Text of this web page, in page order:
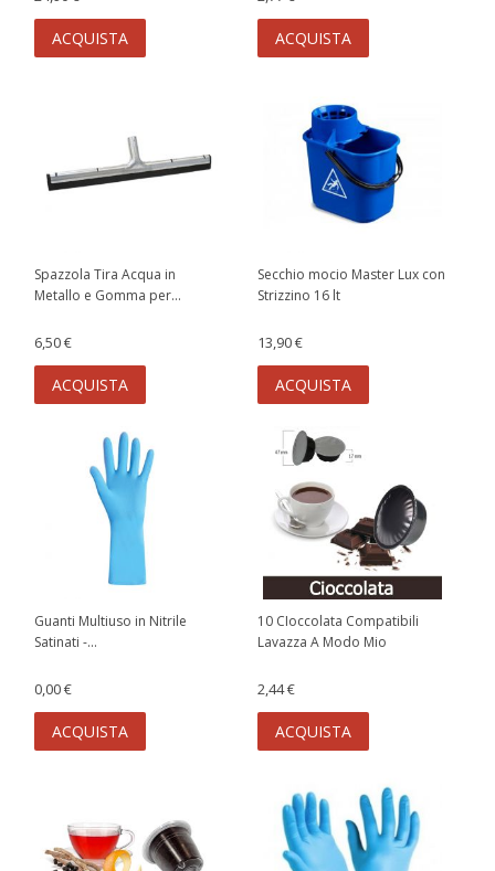
ACQUISTA ACQUISTA
Spazzola Tira Acqua in
Metallo e Gomma per...
6,50 €
ACQUISTA
Secchio mocio Master Lux con
Strizzino 16 lt
13,90 €
ACQUISTA
Guanti Multiuso in Nitrile
Satinati -...
0,00 €
ACQUISTA
10 CIoccolata Compatibili
Lavazza A Modo Mio
2,44 €
ACQUISTA